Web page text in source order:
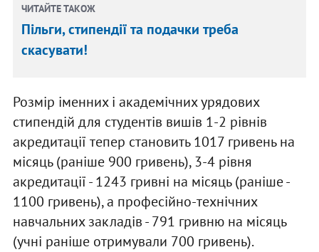
ЧИТАЙТЕ ТАКОЖ
Пільги, стипендії та подачки треба
скасувати!
Розмір іменних і академічних урядових
стипендій для студентів вишів 1-2 рівнів
акредитації тепер становить 1017 гривень на
місяць (раніше 900 гривень), 3-4 рівня
акредитації - 1243 гривні на місяць (раніше -
1100 гривень), а професійно-технічних
навчальних закладів - 791 гривню на місяць
(учні раніше отримували 700 гривень).